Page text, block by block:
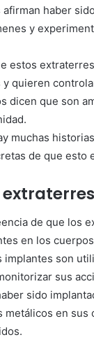
haber
y
estos
quieren
dicen que son
muchas
de que esto
de que los
en los
implantes son
sus
sido
metálicos en sus